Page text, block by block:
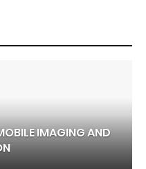
IMAGING AND